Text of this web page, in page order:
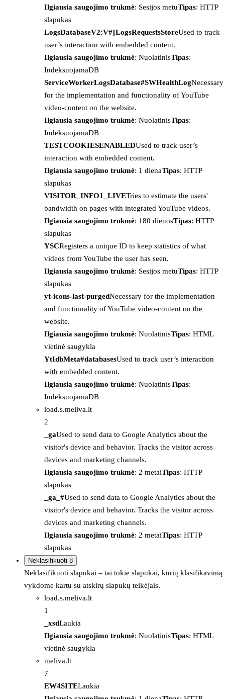
Ilgiausia saugojimo trukmė: Sesijos metuTipas: HTTP
slapukas
LogsDatabaseV2:V#||LogsRequestsStoreUsed to track
user’s interaction with embedded content.
Ilgiausia saugojimo trukmė: NuolatinisTipas:
IndeksuojamaDB
ServiceWorkerLogsDatabase#SWHealthLogNecessary
for the implementation and functionality of YouTube
video-content on the website.
Ilgiausia saugojimo trukmė: NuolatinisTipas:
IndeksuojamaDB
TESTCOOKIESENABLEDUsed to track user’s
interaction with embedded content.
Ilgiausia saugojimo trukmė: 1 dienaTipas: HTTP
slapukas
VISITOR_INFO1_LIVETries to estimate the users'
bandwidth on pages with integrated YouTube videos.
Ilgiausia saugojimo trukmė: 180 dienosTipas: HTTP
slapukas
YSCRegisters a unique ID to keep statistics of what
videos from YouTube the user has seen.
Ilgiausia saugojimo trukmė: Sesijos metuTipas: HTTP
slapukas
yt-icons-last-purgedNecessary for the implementation
and functionality of YouTube video-content on the
website.
Ilgiausia saugojimo trukmė: NuolatinisTipas: HTML
vietinė saugykla
YtIdbMeta#databasesUsed to track user’s interaction
with embedded content.
Ilgiausia saugojimo trukmė: NuolatinisTipas:
IndeksuojamaDB
load.s.meliva.lt
2
_gaUsed to send data to Google Analytics about the
visitor's device and behavior. Tracks the visitor across
devices and marketing channels.
Ilgiausia saugojimo trukmė: 2 metaiTipas: HTTP
slapukas
_ga_#Used to send data to Google Analytics about the
visitor's device and behavior. Tracks the visitor across
devices and marketing channels.
Ilgiausia saugojimo trukmė: 2 metaiTipas: HTTP
slapukas
Neklasifikuoti 8
Neklasifikuoti slapukai – tai tokie slapukai, kurių klasifikavimą
vykdome kartu su atskirų slapukų teikėjais.
load.s.meliva.lt
1
_xsdLaukia
Ilgiausia saugojimo trukmė: NuolatinisTipas: HTML
vietinė saugykla
meliva.lt
7
EW4SITELaukia